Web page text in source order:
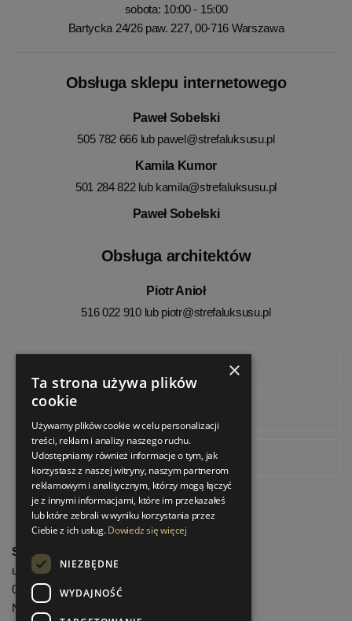
sobota: 10:00 - 15:00
Bartycka 24/26 paw. 227, 00-716 Warszawa
Obsługa sklepu internetowego
Paweł Sobelski
505 782 666 lub pawel@strefaluksusu.pl
Kamila Kumor
501 284 822 lub kamila@strefaluksusu.pl
Paweł Sobelski
Obsługa architektów
Piotr Anioł
516 022 910 lub piotr@strefaluksusu.pl
Pinterest
StrefaLuksusu.pl
ul. Bartycka 24/26 Pawilon 227
00-716 Warszawa
NIP: 8251972213
×
Ta strona używa plików
cookie
Używamy plików cookie w celu personalizacji
treści, reklam i analizy naszego ruchu.
Udostępniamy również informacje o tym, jak
korzystasz z naszej witryny, naszym partnerom
reklamowym i analitycznym, którzy mogą łączyć
je z innymi informacjami, które im przekazałeś
lub które zebrali w wyniku korzystania przez
Ciebie z ich usług.Dowiedz się więcej
NIEZBĘDNE
WYDAJNOŚĆ